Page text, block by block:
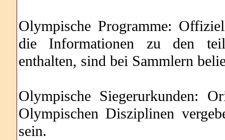
Olympische Programme:
die Informationen zu den
enthalten, sind bei Sammlern
Olympische Siegerurkunden:
Olympischen Disziplinen
sein.